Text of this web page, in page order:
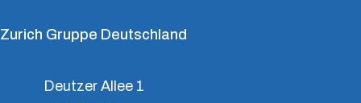
Zurich Gruppe Deutschland
Deutzer Allee 1